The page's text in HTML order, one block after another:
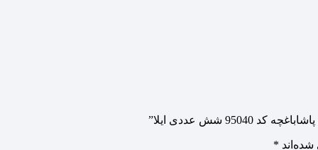
شش عددی ایلا”
*